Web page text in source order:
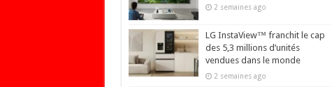
2 semaines ago
LG InstaView™ franchit le cap
des 5,3 millions d’unités
vendues dans le monde
2 semaines ago